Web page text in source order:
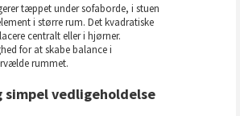
tæppet under sofaborde, i stuen
i større rum. Det kvadratiske
centralt eller i hjørner.
for at skabe balance i
rummet.
simpel vedligeholdelse